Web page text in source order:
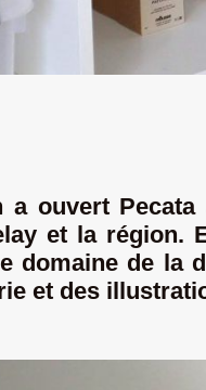
a ouvertPecata
et a région.
domaine de la
et des